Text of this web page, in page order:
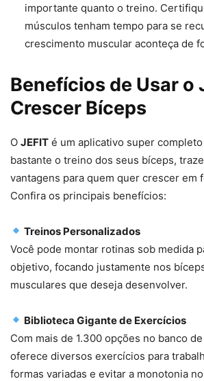
importante quanto o treino.
músculos tenham tempo para se
crescimento muscular aconteça de
Benefícios de Usar o
Crescer Bíceps
O JEFIT é um aplicativo super
bastante o treino dos seus bíceps,
vantagens para quem quer crescer em
Confira os principais benefícios:
Treinos Personalizados
Você pode montar rotinas sob medida
objetivo, focando justamente nos
musculares que deseja desenvolver.
Biblioteca Gigante de Exercícios
Com mais de 1.300 opções no banco
oferece diversos exercícios para
formas variadas e evitar a monotonia